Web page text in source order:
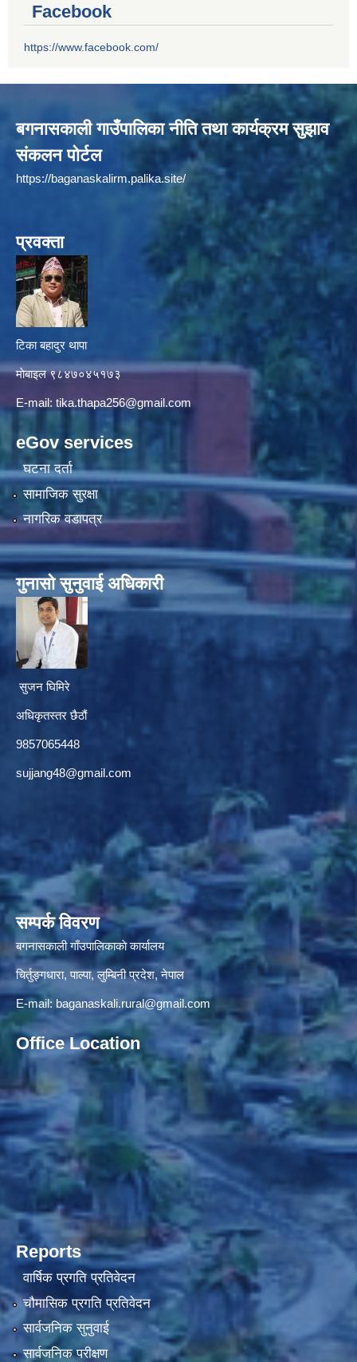
Facebook
https://www.facebook.com/
बगनासकाली गाउँपालिका नीति तथा कार्यक्रम सुझाव
संकलन पोर्टल
https://baganaskalirm.palika.site/
प्रवक्ता
टिका बहादुर थापा
माे‍बाइल ९८४७०४५१७३
E-mail: tika.thapa256@gmail.com
eGov services
घटना दर्ता
सामाजिक सुरक्षा
नागरिक वडापत्र
गुनासाे सुनुवाई अधिकारी
सुजन घिमिरे
अधिकृतस्तर छैठौं‌
9857065448
sujjang48@gmail.com
सम्पर्क विवरण
बगनासकाली गाँउपालिकाकाे कार्यालय
चिर्तुङ्गधारा, पाल्पा, लुम्बिनी प्रदेश, नेपाल
E-mail: baganaskali.rural@gmail.com
Office Location
Reports
वार्षिक प्रगति प्रतिवेदन
चौमासिक प्रगति प्रतिवेदन
सार्वजनिक सुनुवाई
सार्वजनिक परीक्षण